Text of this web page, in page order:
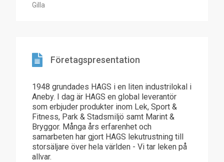
Gilla
Företagspresentation
1948 grundades HAGS i en liten industrilokal i
Aneby. I dag är HAGS en global leverantör
som erbjuder produkter inom Lek, Sport &
Fitness, Park & Stadsmiljö samt Marint &
Bryggor. Många års erfarenhet och
samarbeten har gjort HAGS lekutrustning till
storsäljare över hela världen - Vi tar leken på
allvar.